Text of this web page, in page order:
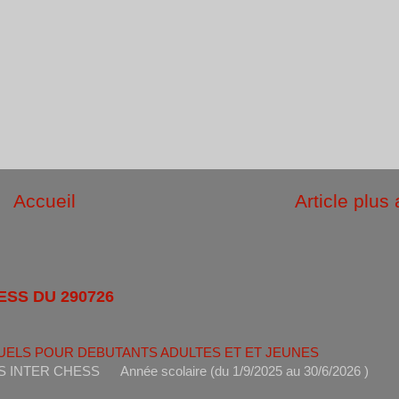
Article plus
Accueil
DU 290726
POUR DEBUTANTS ADULTES ET ET JEUNES
INTER CHESS Année scolaire (du 1/9/2025 au 30/